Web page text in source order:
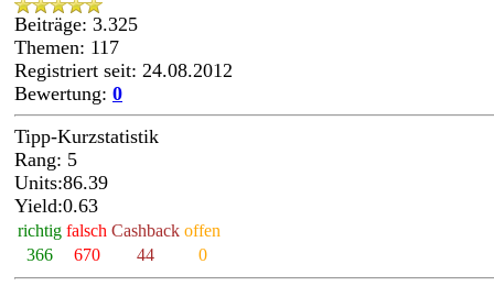
Beiträge: 3.325
Themen: 117
Registriert seit: 24.08.2012
Bewertung: 0
Tipp-Kurzstatistik
Rang: 5
Units:86.39
Yield:0.63
richtig falsch Cashback offen
366
670 44 0